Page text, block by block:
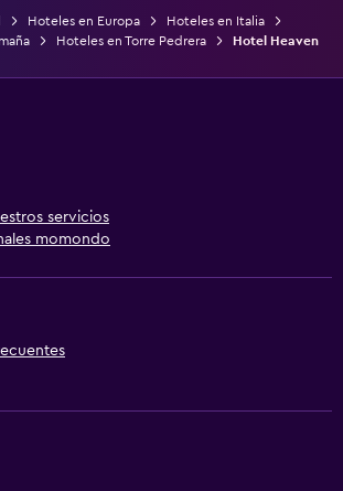
Hoteles en Europa
Hoteles en Italia
Hoteles en Torre Pedrera Hotel Heaven
servicios
momondo